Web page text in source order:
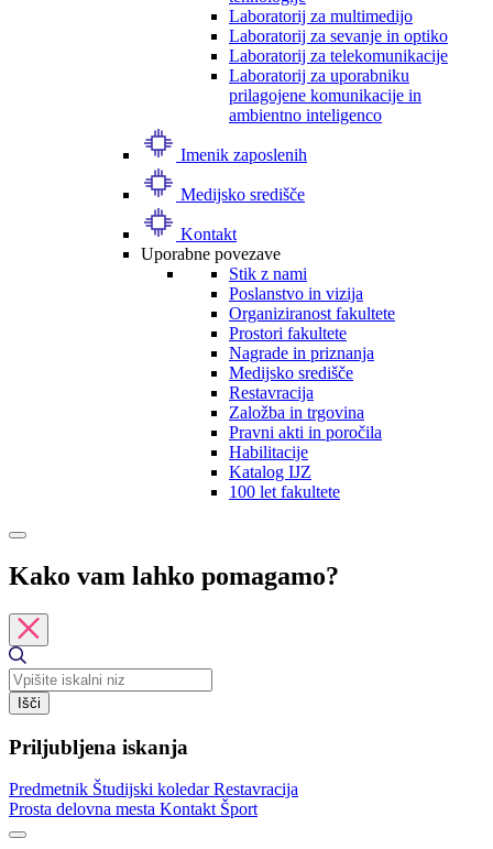
Laboratorij za multimedijo
Laboratorij za sevanje in optiko
Laboratorij za telekomunikacije
Laboratorij za uporabniku
prilagojene komunikacije in
ambientno inteligenco
Imenik zaposlenih
Medijsko središče
Kontakt
Uporabne povezave
Stik z nami
Poslanstvo in vizija
Organiziranost fakultete
Prostori fakultete
Nagrade in priznanja
Medijsko središče
Restavracija
Založba in trgovina
Pravni akti in poročila
Habilitacije
Katalog IJZ
100 let fakultete
Kako vam lahko pomagamo?
Išči
Priljubljena iskanja
Predmetnik Študijski koledarRestavracija
Prosta delovna mesta Kontakt Šport